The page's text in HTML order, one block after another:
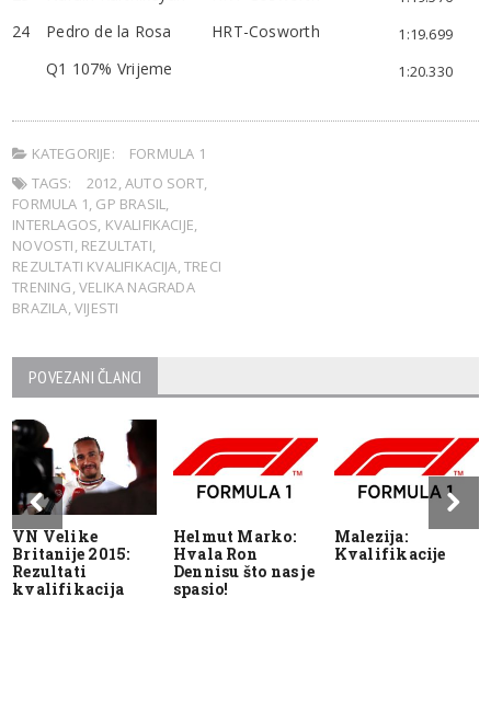
24 Pedro de la Rosa HRT-Cosworth 1:19.699
Q1 107% Vrijeme 1:20.330
KATEGORIJE:
FORMULA 1
TAGS:
2012,AUTO SORT,
FORMULA 1, GP BRASIL,
INTERLAGOS, KVALIFIKACIJE,
NOVOSTI, REZULTATI,
REZULTATI KVALIFIKACIJA,TRECI
TRENING,VELIKA NAGRADA
BRAZILA,VIJESTI
POVEZANI ČLANCI
VN Velike
Britanije 2015:
Rezultati
kvalifikacija
Helmut Marko:
Hvala Ron
Dennisu što nas je
spasio!
Malezija:
Kvalifikacije